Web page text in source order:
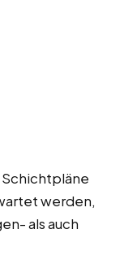
Schichtpläne
werden,
als auch